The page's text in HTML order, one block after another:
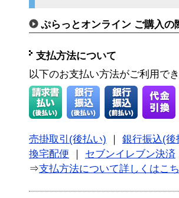
ぷらっとオンライン ご購入の
支払方法について
以下のお支払い方法がご利用で
売掛取引(後払い)
銀行振込(後
換宅配便
セブンイレブン決済
⇒支払方法について詳しくはこ